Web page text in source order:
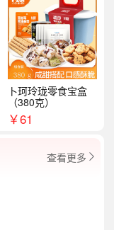
卜珂玲珑零食宝盒
（380克）
￥61
查看更多 